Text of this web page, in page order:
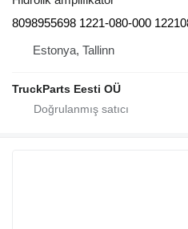
8098955698 1221-080-000
Estonya, Tallinn
TruckParts Eesti OÜ